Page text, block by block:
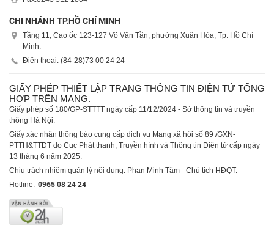
CHI NHÁNH TP.HỒ CHÍ MINH
Tầng 11, Cao ốc 123-127 Võ Văn Tần, phường Xuân Hòa, Tp. Hồ Chí
Minh.
Điện thoại: (84-28)73 00 24 24
GIẤY PHÉP THIẾT LẬP TRANG THÔNG TIN ĐIỆN TỬ TỔNG
HỢP TRÊN MẠNG.
Giấy phép số 180/GP-STTTT ngày cấp 11/12/2024 - Sở thông tin và truyền
thông Hà Nội.
Giấy xác nhận thông báo cung cấp dịch vụ Mạng xã hội số 89 /GXN-
PTTH&TTĐT do Cục Phát thanh, Truyền hình và Thông tin Điện tử cấp ngày
13 tháng 6 năm 2025.
Chịu trách nhiệm quản lý nội dung: Phan Minh Tâm - Chủ tịch HĐQT.
Hotline: 0965 08 24 24